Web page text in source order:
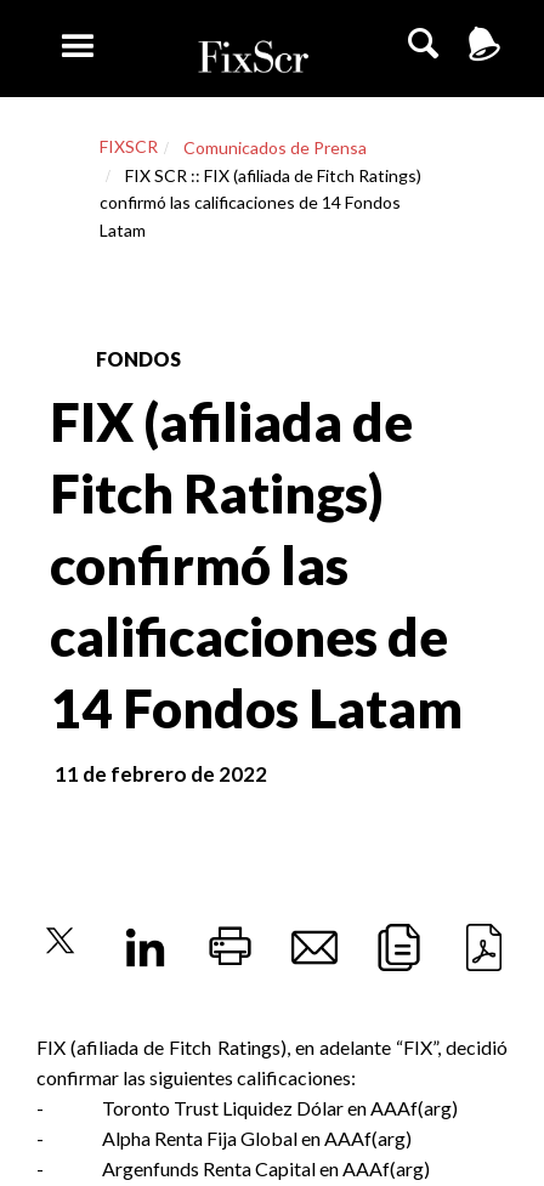
FIXSCR
Comunicados de Prensa
FIX SCR :: FIX (afiliada de Fitch Ratings)
confirmó las calificaciones de 14 Fondos
Latam
FONDOS
FIX (afiliada de
Fitch Ratings)
confirmó las
calificaciones de
14 Fondos Latam
11 de febrero de 2022
FIX (afiliada de Fitch Ratings), en adelante “FIX”, decidió
confirmar las siguientes calificaciones:
- Toronto Trust Liquidez Dólar en AAAf(arg)
- Alpha Renta Fija Global en AAAf(arg)
- Argenfunds Renta Capital en AAAf(arg)